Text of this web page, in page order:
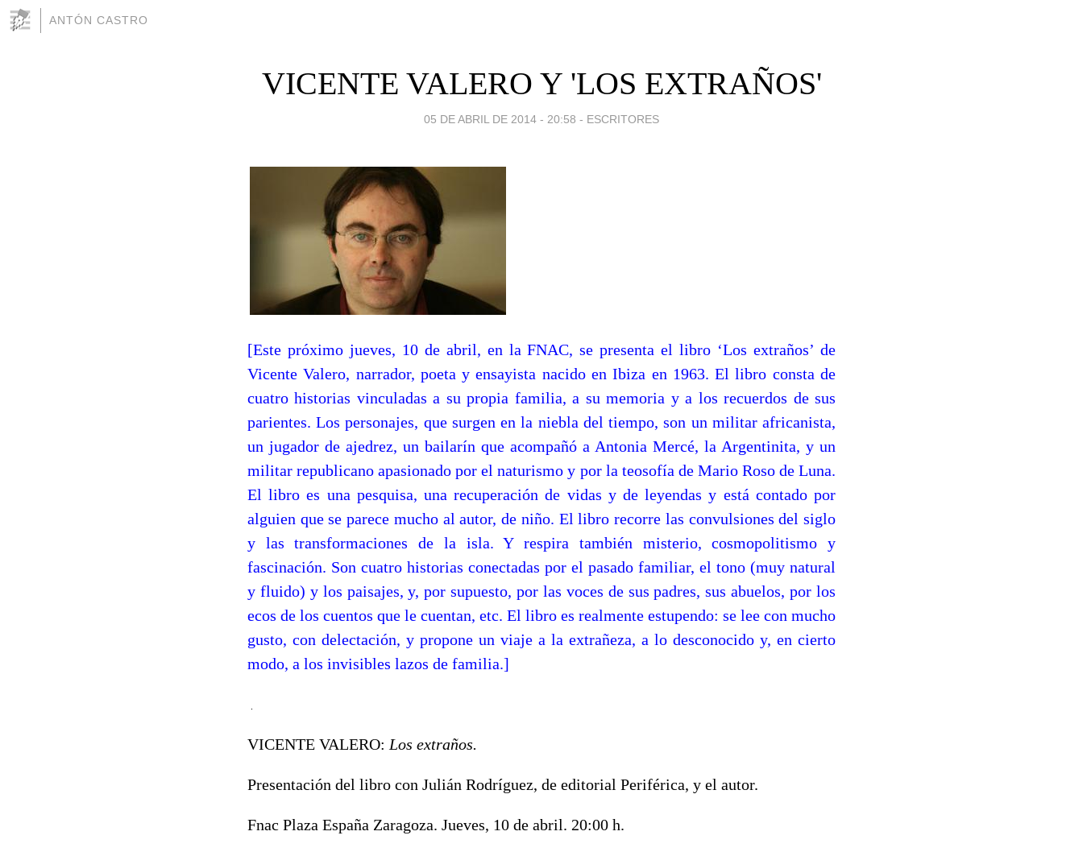
ANTÓN CASTRO
VICENTE VALERO Y 'LOS EXTRAÑOS'
05 DE ABRIL DE 2014 - 20:58 - ESCRITORES
[Este próximo jueves, 10 de abril, en la FNAC, se presenta el libro ‘Los extraños’ de
Vicente Valero, narrador, poeta y ensayista nacido en Ibiza en 1963. El libro consta de
cuatro historias vinculadas a su propia familia, a su memoria y a los recuerdos de sus
parientes. Los personajes, que surgen en la niebla del tiempo, son un militar africanista,
un jugador de ajedrez, un bailarín que acompañó a Antonia Mercé, la Argentinita, y un
militar republicano apasionado por el naturismo y por la teosofía de Mario Roso de Luna.
El libro es una pesquisa, una recuperación de vidas y de leyendas y está contado por
alguien que se parece mucho al autor, de niño. El libro recorre las convulsiones del siglo
y las transformaciones de la isla. Y respira también misterio, cosmopolitismo y
fascinación. Son cuatro historias conectadas por el pasado familiar, el tono (muy natural
y fluido) y los paisajes, y, por supuesto, por las voces de sus padres, sus abuelos, por los
ecos de los cuentos que le cuentan, etc. El libro es realmente estupendo: se lee con mucho
gusto, con delectación, y propone un viaje a la extrañeza, a lo desconocido y, en cierto
modo, a los invisibles lazos de familia.]
VICENTE VALERO: Los extraños.
Presentación del libro con Julián Rodríguez, de editorial Periférica, y el autor.
Fnac Plaza España Zaragoza. Jueves, 10 de abril. 20:00 h.